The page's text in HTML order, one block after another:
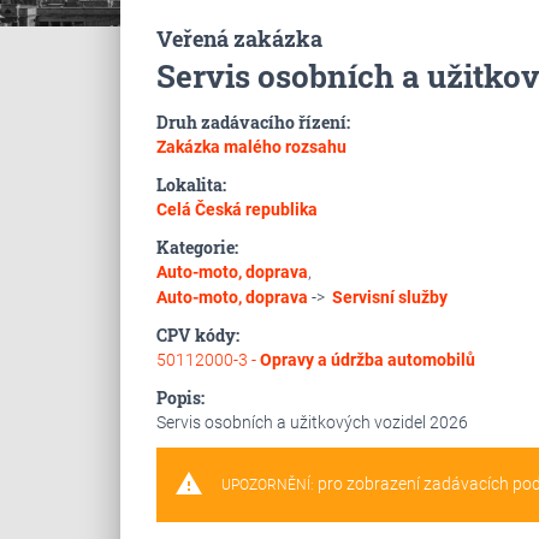
Veřená zakázka
Servis osobních a
Druh zadávacího řízení:
Zakázka malého rozsahu
Lokalita:
Celá Česká republika
Kategorie:
Auto-moto, doprava,
Auto-moto, doprava -> Servisní služby
CPV kódy:
50112000-3 -Opravy a údržba automobilů
Popis:
Servis osobních a užitkových vozidel 2026
warning UPOZORNĚNÍ: pro zobrazení zadávacích